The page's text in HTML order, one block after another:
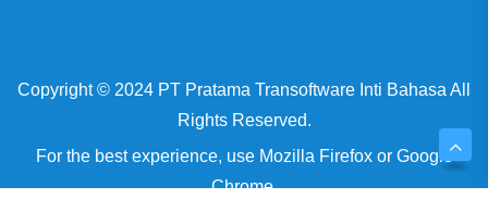
Copyright © 2024 PT Pratama Transoftware Inti Bahasa All
Rights Reserved.
For the best experience, use Mozilla Firefoxor Google
Chrome.